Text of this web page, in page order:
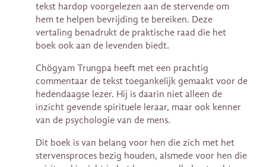
tekst hardop voorgelezen aan de stervende om
hem te helpen bevrijding te bereiken. Deze
vertaling benadrukt de praktische raad die het
boek ook aan de levenden biedt.
Chögyam Trungpa heeft met een prachtig
commentaar de tekst toegankelijk gemaakt voor de
hedendaagse lezer. Hij is daarin niet alleen de
inzicht gevende spirituele leraar, maar ook kenner
van de psychologie van de mens.
Dit boek is van belang voor hen die zich met het
stervensproces bezig houden, alsmede voor hen die